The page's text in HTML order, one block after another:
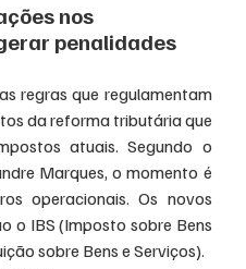
nos
penalidades
regras que regulamentam
da reforma tributária que
atuais. Segundo o
Marques, o momento é
operacionais. Os novos
o IBS (Imposto sobre Bens
sobre Bens e Serviços).